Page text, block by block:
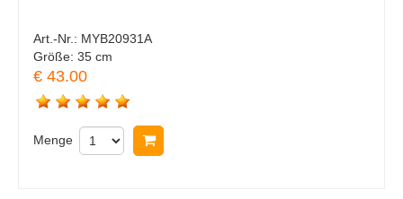
Art.-Nr.: MYB20931A
Größe: 35 cm
€ 43.00
Menge